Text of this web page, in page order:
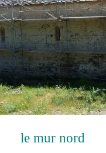
le mur nord